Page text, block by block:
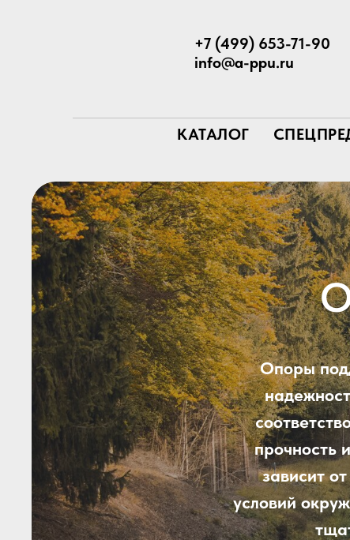
+7 (499) 653-71-90
info@a-ppu.ru
КАТАЛОГ
Опоры
прочность
зависит
условий